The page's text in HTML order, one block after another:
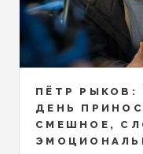
ПЁТР
ДЕНЬ
СМЕШНОЕ,